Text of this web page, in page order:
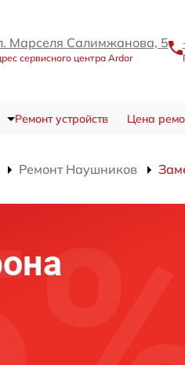
Марселя Салимжанова, 5
сервисного центра Ardor
Ремонт устройств Цена
Ремонт Наушников